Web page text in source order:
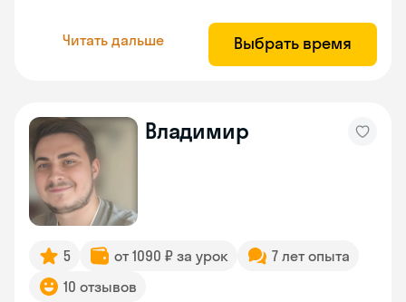
Читать дальше Выбрать время
Владимир
5 от 1090 ₽ за урок
7 лет опыта
10 отзывов